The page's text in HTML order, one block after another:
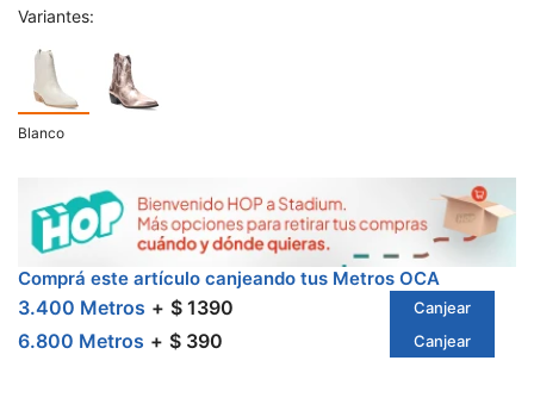
Variantes:
Blanco
Comprá este artículo canjeando tus Metros OCA
3.400 Metros $ 1390 Canjear
6.800 Metros $ 390 Canjear